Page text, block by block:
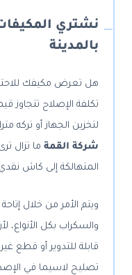
نشتري
بالمدينة
هل تعرض مكيفك
تكلفة الإصلاح تتجاوز
لتخزين الجهاز أو تركه
شركة القمة ما تزال
المتهالكة إلى كاش
ويتم الأمر من خلال
والسكراب بكل الأنواع،
قابلة للتدوير أو قطع
تصليح لاسيما في